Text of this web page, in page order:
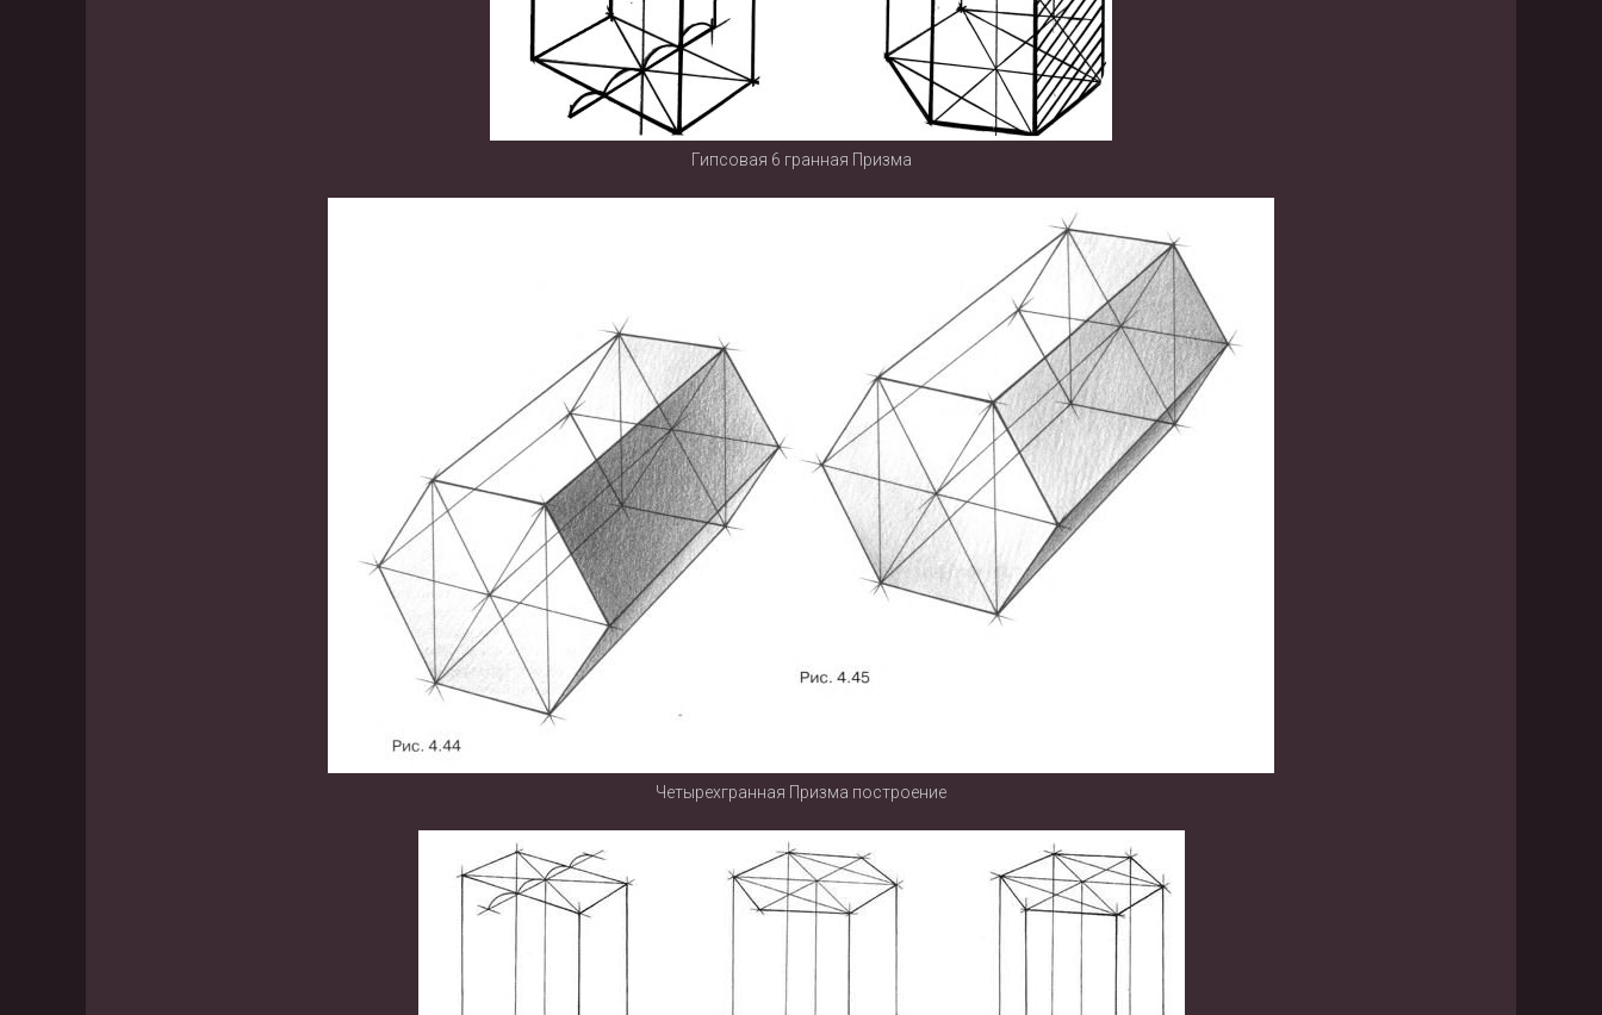
Гипсовая 6 гранная Призма
Четырехгранная Призма построение